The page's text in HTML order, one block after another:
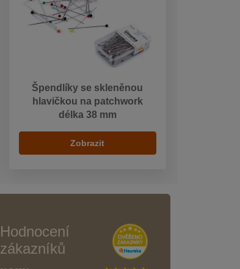
Špendlíky se skleněnou
hlavičkou na patchwork
délka 38 mm
Zobrazit
Hodnocení
zákazníků